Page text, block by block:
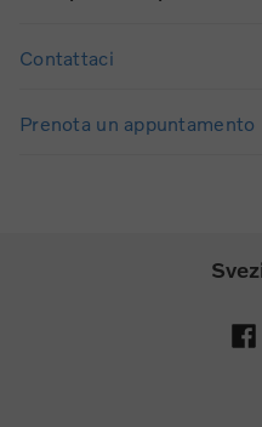
Contattaci
Prenota un appuntamento